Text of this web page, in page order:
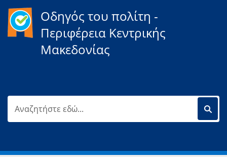
Οδηγός του πολίτη -
Περιφέρεια Κεντρικής
Μακεδονίας